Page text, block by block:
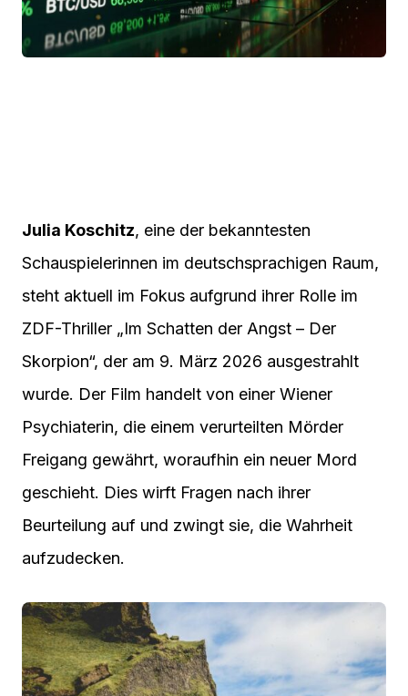
Julia Koschitz, eine der bekanntesten
Schauspielerinnen im deutschsprachigen Raum,
steht aktuell im Fokus aufgrund ihrer Rolle im
ZDF-Thriller „Im Schatten der Angst – Der
Skorpion“, der am 9. März 2026 ausgestrahlt
wurde. Der Film handelt von einer Wiener
Psychiaterin, die einem verurteilten Mörder
Freigang gewährt, woraufhin ein neuer Mord
geschieht. Dies wirft Fragen nach ihrer
Beurteilung auf und zwingt sie, die Wahrheit
aufzudecken.